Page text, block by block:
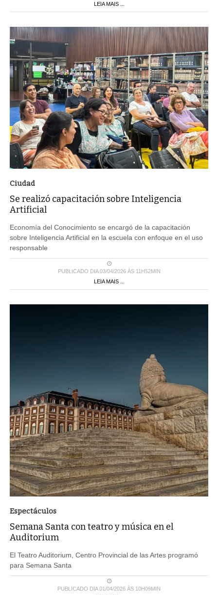
LEIA MAIS ...
Ciudad
Se realizó capacitación sobre Inteligencia
Artificial
Economía del Conocimiento se encargó de la capacitación
sobre Inteligencia Artificial en la escuela con enfoque en el uso
responsable
PUBLICADO DIA 03/04/2026 ÀS 11H52MIN
LEIA MAIS ...
Espectáculos
Semana Santa con teatro y música en el
Auditorium
El Teatro Auditorium, Centro Provincial de las Artes programó
para Semana Santa
PUBLICADO DIA 01/04/2026 ÀS 10H09MIN